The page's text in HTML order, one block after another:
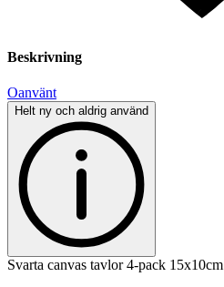
Beskrivning
Oanvänt
Helt ny och aldrig använd
Svarta canvas tavlor 4-pack 15x10cm